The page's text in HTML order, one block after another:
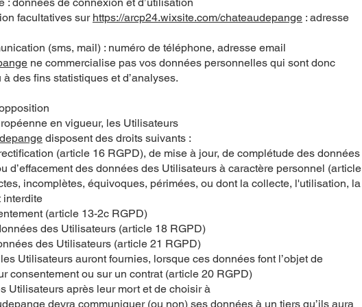
facultatives sur https://arcp24.wixsite.com/chateaudepange : adresse
(sms, mail) : numéro de téléphone, adresse email
ne commercialise pas vos données personnelles qui sont donc
des fins statistiques et d’analyses.
en vigueur, les Utilisateurs
disposent des droits suivants :
(article 16 RGPD), de mise à jour, de complétude des données
d’effacement des données des Utilisateurs à caractère personnel (article
incomplètes, équivoques, périmées, ou dont la collecte, l'utilisation, la
interdite
(article 13-2c RGPD)
des Utilisateurs (article 18 RGPD)
des Utilisateurs (article 21 RGPD)
Utilisateurs auront fournies, lorsque ces données font l’objet de
consentement ou sur un contrat (article 20 RGPD)
Utilisateurs après leur mort et de choisir à
devra communiquer (ou non) ses données à un tiers qu’ils aura